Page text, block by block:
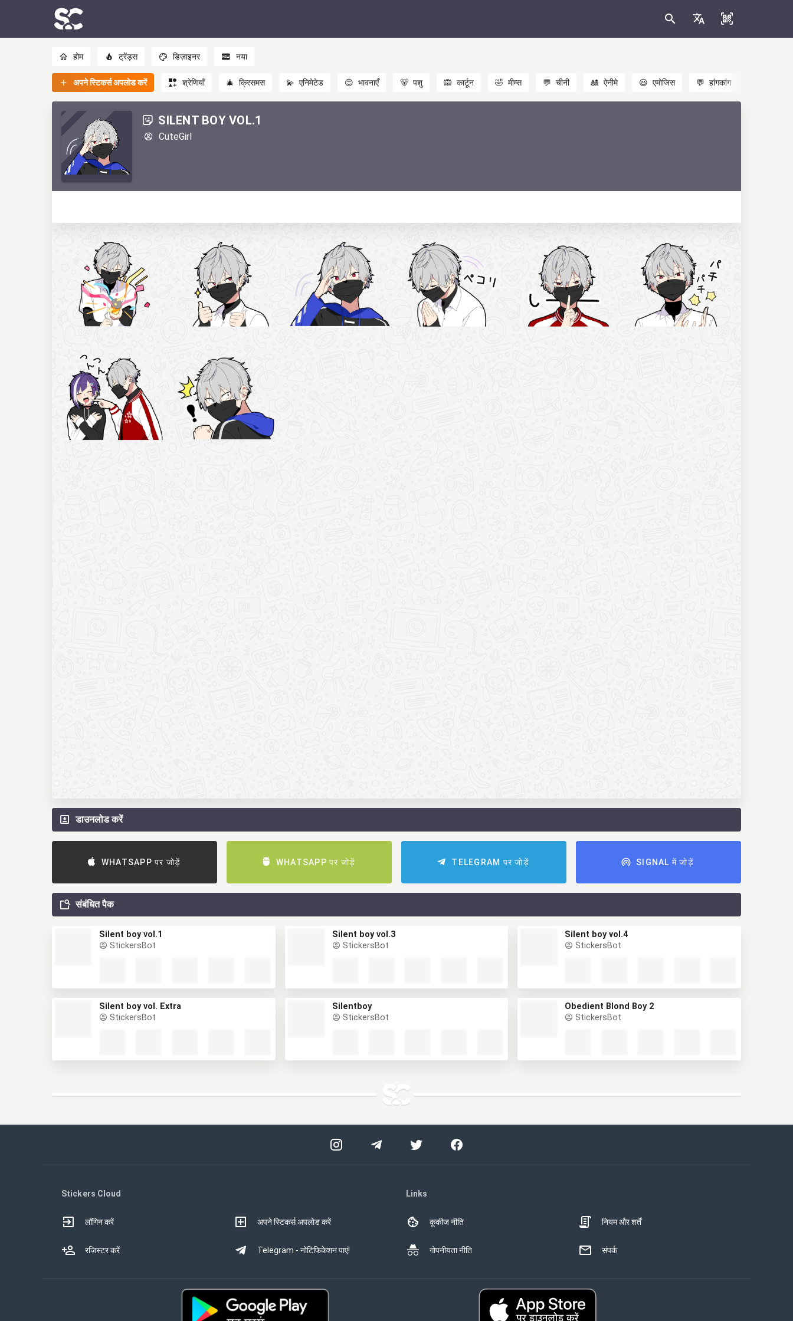
होम ट्रेंड्स डिज़ाइनर नया
अपने स्टिकर्स अपलोड करें श्रेणियाँ 🎄 क्रिसमस 💫 एनिमेटेड 😊 भावनाएँ 🐻 पशु 🙉 कार्टून 🤣 मीम्स 💬 चीनी 🎎 ऐनीमे 😃 एमोजिस 💬 हांगकांग
SILENT BOY VOL.1
CuteGirl
डाउनलोड करें
WHATSAPP पर जोड़ें WHATSAPP पर जोड़ें TELEGRAM पर जोड़ें SIGNAL में जोड़ें
संबंधित पैक
Silent boy vol.1
StickersBot
Silent boy vol.3
StickersBot
Silent boy vol.4
StickersBot
Silent boy vol. Extra
StickersBot
Silentboy
StickersBot
Obedient Blond Boy 2
StickersBot
Stickers Cloud
लॉगिन करें
रजिस्टर करें
अपने स्टिकर्स अपलोड करें
Telegram - नोटिफिकेशन पाएं!
Links
कूकीज नीति
गोपनीयता नीति
नियम और शर्तें
संपर्क